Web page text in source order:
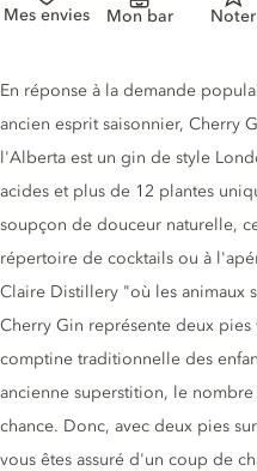
Mes envies Mon bar Noter
Description du gin
En réponse à la demande
ancien esprit saisonnier, Cherry
l'Alberta est un gin de style
acides et plus de 12 plantes
soupçon de douceur naturelle,
répertoire de cocktails ou à
Claire Distillery "où les animaux
Cherry Gin représente deux
comptine traditionnelle des
ancienne superstition, le
chance. Donc, avec deux pies
vous êtes assuré d'un coup de